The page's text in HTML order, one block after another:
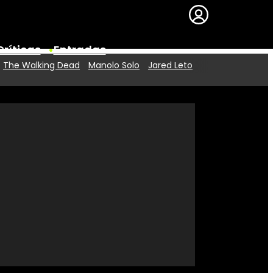
Entradas
Premios
The Walking Dead Manolo Solo Jared Leto